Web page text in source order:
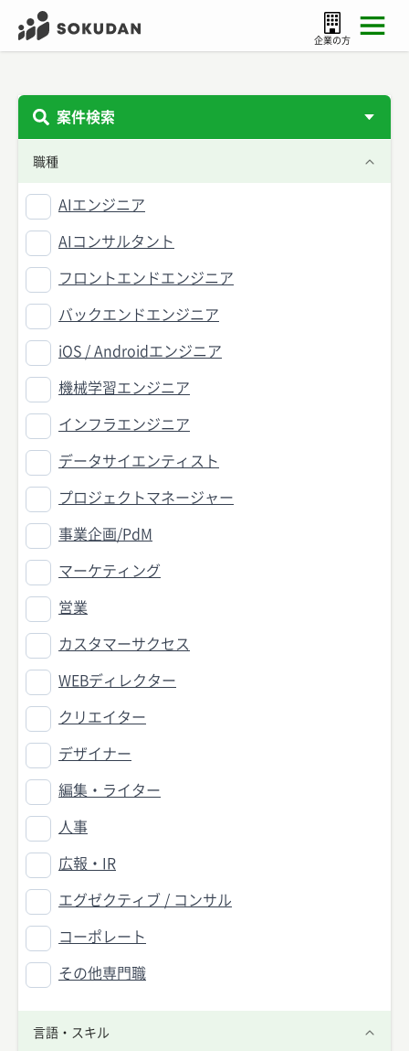
企業の方
案件検索
職種
AIエンジニア
AIコンサルタント
フロントエンドエンジニア
バックエンドエンジニア
iOS / Androidエンジニア
機械学習エンジニア
インフラエンジニア
データサイエンティスト
プロジェクトマネージャー
事業企画/PdM
マーケティング
営業
カスタマーサクセス
WEBディレクター
クリエイター
デザイナー
編集・ライター
人事
広報・IR
エグゼクティブ / コンサル
コーポレート
その他専門職
言語・スキル